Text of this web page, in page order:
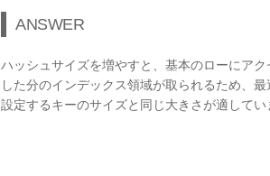
ANSWER
ハッシュサイズを増やすと、基本のローにア
した分のインデックス領域が取られるため、
設定するキーのサイズと同じ大きさが適してい